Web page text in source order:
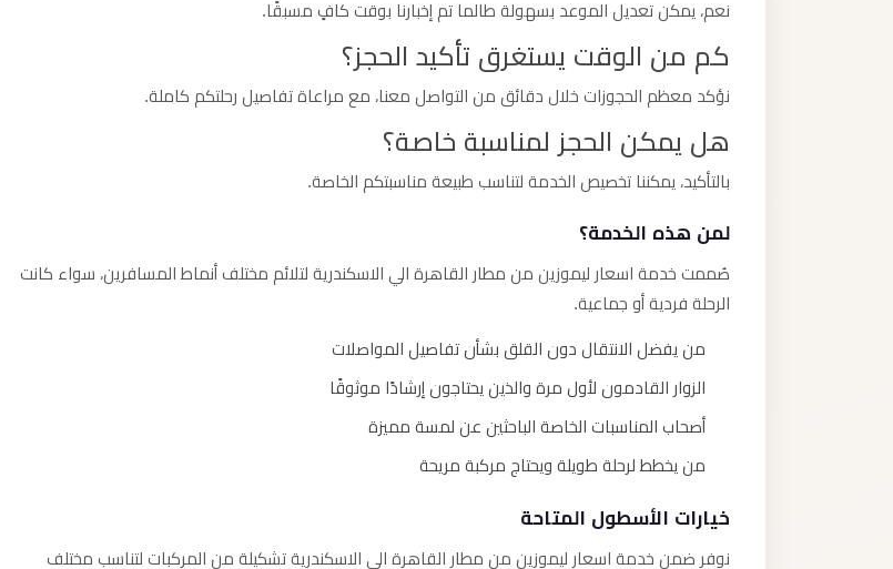
نعم، يمكن تعديل الموعد بسهولة طالما تم إخبارنا بوقت كافٍ مسبقًا.
كم من الوقت يستغرق تأكيد الحجز؟
نؤكد معظم الحجوزات خلال دقائق من التواصل معنا، مع مراعاة تفاصيل رحلتكم كاملة.
هل يمكن الحجز لمناسبة خاصة؟
بالتأكيد، يمكننا تخصيص الخدمة لتناسب طبيعة مناسبتكم الخاصة.
لمن هذه الخدمة؟
صُممت خدمة اسعار ليموزين من مطار القاهرة الي الاسكندرية لتلائم مختلف أنماط المسافرين، سواء كانت
الرحلة فردية أو جماعية.
من يفضل الانتقال دون القلق بشأن تفاصيل المواصلات
الزوار القادمون لأول مرة والذين يحتاجون إرشادًا موثوقًا
أصحاب المناسبات الخاصة الباحثين عن لمسة مميزة
من يخطط لرحلة طويلة ويحتاج مركبة مريحة
خيارات الأسطول المتاحة
نوفر ضمن خدمة اسعار ليموزين من مطار القاهرة الي الاسكندرية تشكيلة من المركبات لتناسب مختلف